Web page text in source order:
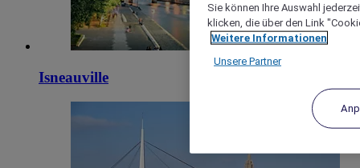
Isneauville
Sie können Ihre Auswahl
klicken, die über den Link
Weitere Informationen
Unsere Partner